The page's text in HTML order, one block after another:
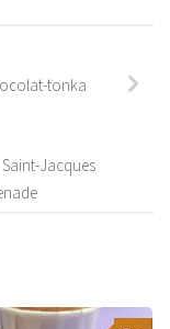
tonka
Jacques